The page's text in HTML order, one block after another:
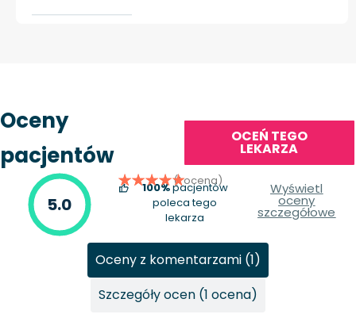
Oceny
pacjentów
OCEŃ TEGO
LEKARZA
5.0
(1 ocena)
100%pacjentów
poleca tego
lekarza
Wyświetl
oceny
szczegółowe
Oceny z komentarzami (1)
Szczegóły ocen (1 ocena)